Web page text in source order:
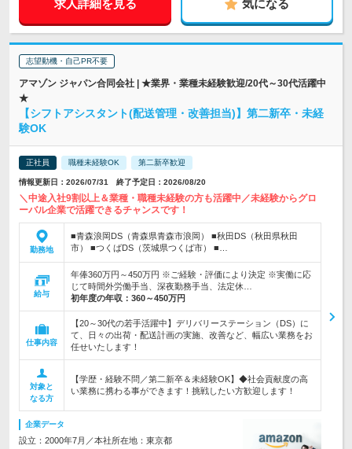
求人詳細を見る 気になる
志望動機・自己PR不要
アマゾン ジャパン合同会社 | ★業界・業種未経験歓迎/20代～30代活躍中
★
【シフトアシスタント(配送管理・改善担当)】第二新卒・未経
験OK
正社員 職種未経験OK 第二新卒歓迎
情報更新日：2026/07/31 終了予定日：2026/08/20
＼中途入社9割以上＆業種・職種未経験の方も活躍中／未経験からグロ
ーバル企業で活躍できるチャンスです！
勤務地
■青森浪岡DS（青森県青森市浪岡） ■秋田DS（秋田県秋田
市） ■つくばDS（茨城県つくば市） ■…
給与
年俸360万円～450万円 ※ご経験・評価により決定 ※実働に応
じて時間外労働手当、深夜勤務手当、法定休…
初年度の年収： 360～450万円
仕事内容
【20～30代の若手活躍中】デリバリーステーション（DS）に
て、日々の出荷・配送計画の実施、改善など、幅広い業務をお
任せいたします！
対象と
なる方
【学歴・経験不問／第二新卒＆未経験OK】◆社会貢献度の高
い業務に携わる事ができます！挑戦したい方歓迎します！
企業データ
設立：2000年7月／本社所在地：東京都